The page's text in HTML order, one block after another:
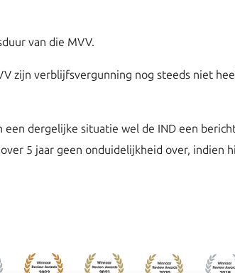
van die MVV.
zijn verblijfsvergunning nog steeds niet
dergelijke situatie wel de IND een
5 jaar geen onduidelijkheid over, indien